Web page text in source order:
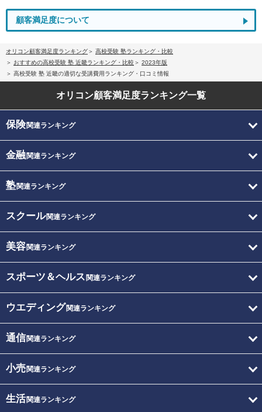
顧客満足度について
オリコン顧客満足度ランキング
高校受験 塾ランキング・比較
おすすめの高校受験 塾 近畿ランキング・比較
2023年版
高校受験 塾 近畿の適切な受講費用ランキング・口コミ情報
オリコン顧客満足度ランキング一覧
保険関連ランキング
金融関連ランキング
塾関連ランキング
スクール関連ランキング
美容関連ランキング
スポーツ＆ヘルス 関連ランキング
ウエディング関連ランキング
通信関連ランキング
小売関連ランキング
生活関連ランキング